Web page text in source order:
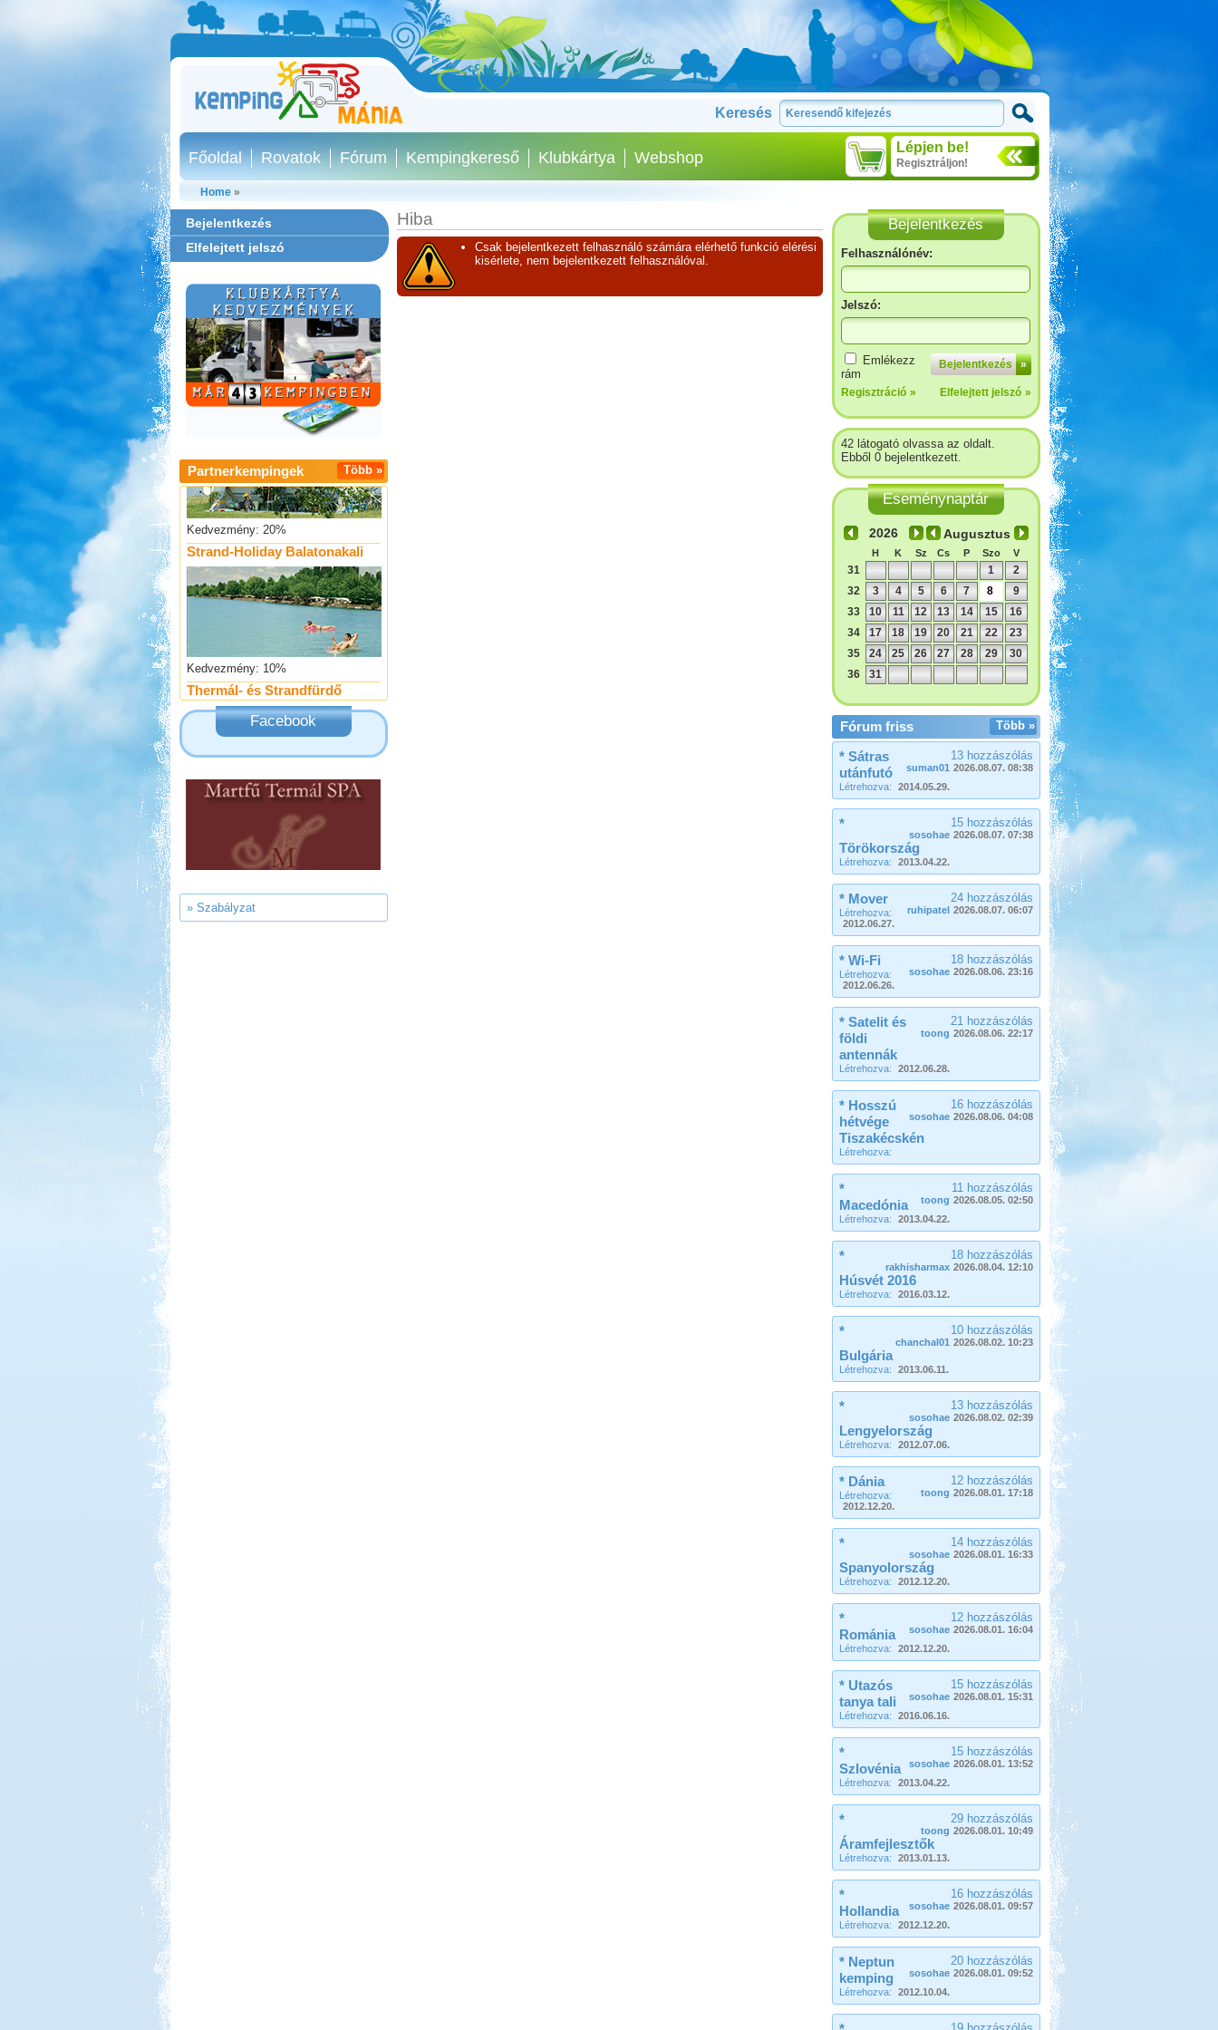
Keresés
Lépjen be!
Regisztráljon!
Főoldal Rovatok Fórum Kempingkereső Klubkártya Webshop
Home»
Bejelentkezés
Elfelejtett jelszó
Több »
Partnerkempingek
Park Strand Kemping és
Túrafalu
Kedvezmény: 20%
Strand-Holiday Balatonakali
Kedvezmény: 10%
Thermál- és Strandfürdő
Kemping, Kiskőrös
Kedvezmény: 10-15%
Ipolykapu Kemping
Facebook
» Szabályzat
Hiba
Csak bejelentkezett felhasználó számára elérhető funkció elérési
kisérlete, nem bejelentkezett felhasználóval.
Bejelentkezés
Felhasználónév:
Jelszó:
Bejelentkezés »
Emlékezz
rám
Regisztráció » Elfelejtett jelszó »
42 látogató olvassa az oldalt.
Ebből 0 bejelentkezett.
Eseménynaptár
Augusztus
H K Sz Cs P Szo V
31 1
2
32
3 4 5 6 7 8
9
33
10 11 12 13 14 15
16
34
17 18 19 20 21 22
23
35
24 25 26 27 28 29
30
36
31
Több »
Fórum friss
13 hozzászólás
suman01 2026.08.07. 08:38
* Sátras
utánfutó
Létrehozva: 2014.05.29.
15 hozzászólás
sosohae 2026.08.07. 07:38
*
Törökország
Létrehozva: 2013.04.22.
24 hozzászólás
ruhipatel 2026.08.07. 06:07
* Mover
Létrehozva:
2012.06.27.
18 hozzászólás
sosohae 2026.08.06. 23:16
* Wi-Fi
Létrehozva:
2012.06.26.
21 hozzászólás
toong 2026.08.06. 22:17
* Satelit és
földi
antennák
Létrehozva: 2012.06.28.
16 hozzászólás
sosohae 2026.08.06. 04:08
* Hosszú
hétvége
Tiszakécskén
Létrehozva:
11 hozzászólás
toong 2026.08.05. 02:50
*
Macedónia
Létrehozva: 2013.04.22.
18 hozzászólás
rakhisharmax 2026.08.04. 12:10
*
Húsvét 2016
Létrehozva: 2016.03.12.
10 hozzászólás
chanchal01 2026.08.02. 10:23
*
Bulgária
Létrehozva: 2013.06.11.
13 hozzászólás
sosohae 2026.08.02. 02:39
*
Lengyelország
Létrehozva: 2012.07.06.
12 hozzászólás
toong 2026.08.01. 17:18
* Dánia
Létrehozva:
2012.12.20.
14 hozzászólás
sosohae 2026.08.01. 16:33
*
Spanyolország
Létrehozva: 2012.12.20.
12 hozzászólás
sosohae 2026.08.01. 16:04
*
Románia
Létrehozva: 2012.12.20.
15 hozzászólás
sosohae 2026.08.01. 15:31
* Utazós
tanya tali
Létrehozva: 2016.06.16.
15 hozzászólás
sosohae 2026.08.01. 13:52
*
Szlovénia
Létrehozva: 2013.04.22.
29 hozzászólás
toong 2026.08.01. 10:49
*
Áramfejlesztők
Létrehozva: 2013.01.13.
16 hozzászólás
sosohae 2026.08.01. 09:57
*
Hollandia
Létrehozva: 2012.12.20.
20 hozzászólás
sosohae 2026.08.01. 09:52
* Neptun
kemping
Létrehozva: 2012.10.04.